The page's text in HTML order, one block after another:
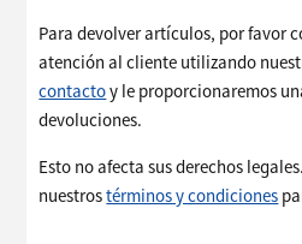
Para devolver artículos, por favor
atención al cliente utilizando
contactoy le proporcionaremos
devoluciones.
Esto no afecta sus derechos
nuestrostérminos y condiciones